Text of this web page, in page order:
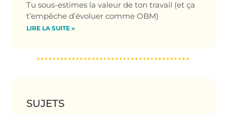
Tu sous-estimes la valeur de ton travail (et ça
t’empêche d’évoluer comme OBM)
LIRE LA SUITE »
SUJETS